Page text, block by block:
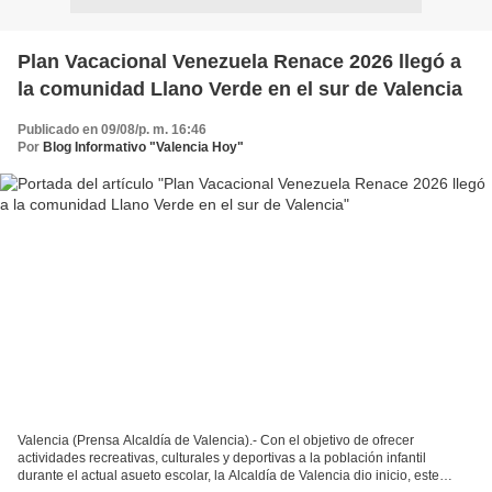
Plan Vacacional Venezuela Renace 2026 llegó a
la comunidad Llano Verde en el sur de Valencia
Publicado en 09/08/p. m. 16:46
Por Blog Informativo "Valencia Hoy"
Valencia (Prensa Alcaldía de Valencia).- Con el objetivo de ofrecer
actividades recreativas, culturales y deportivas a la población infantil
durante el actual asueto escolar, la Alcaldía de Valencia dio inicio, este